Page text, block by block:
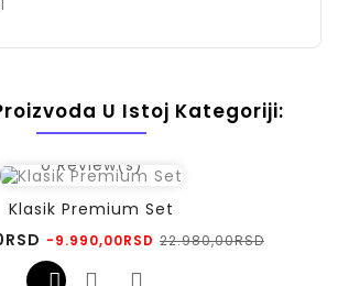
U Istoj Kategoriji:
0Review(s)
Klasik Premium Set
Regularna
cena
-9.990,00RSD 22.980,00RSDCena